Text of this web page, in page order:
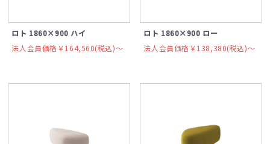
ロト 1860×900 ハイ
法人会員価格￥164,560(税込)〜
ロト 1860×900 ロー
法人会員価格￥138,380(税込)〜